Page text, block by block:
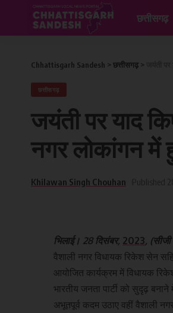
छत्तीसगढ़
Chhattisgarh Sandesh > छत्तीसगढ़ >
छत्तीसगढ़
जयंती पर याद
नगर लोकांगन में
Khilawan Singh Chouhan
भिलाई। 28 दिसंबर, 2023,
वैशाली नगर विधायक रिकेश सेन
आयोजित कार्यक्रम में विधायक
भारतीय जनता पार्टी को सुदृढ़
अभूतपूर्व कदम उठाए वहीं वैशाली